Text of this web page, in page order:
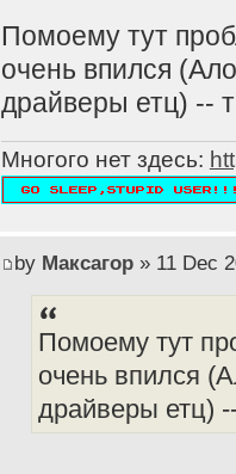
Помоему тут
очень впился
драйверы етц) --
Многого нет здесь:
by Максагор» 11 Dec
Помоему тут
очень впился
драйверы етц)